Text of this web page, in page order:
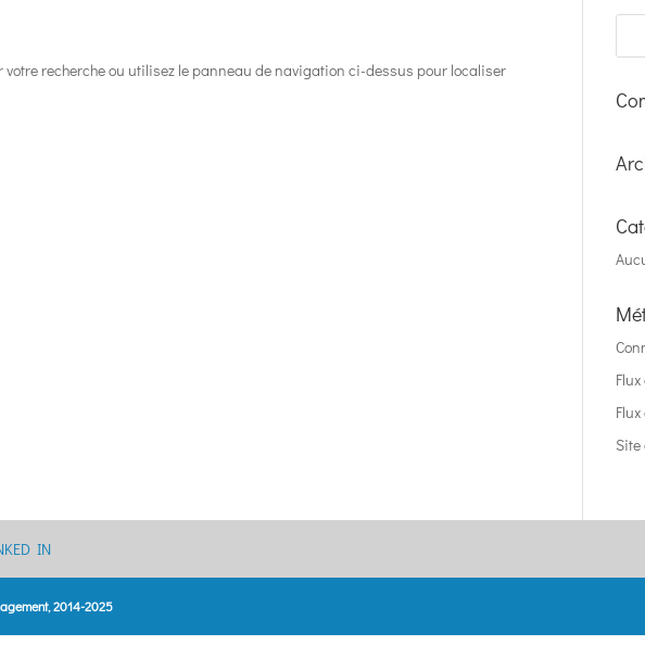
recherche ou utilisez le panneau de navigation ci-dessus pour localiser
Site
IN
2014-2025